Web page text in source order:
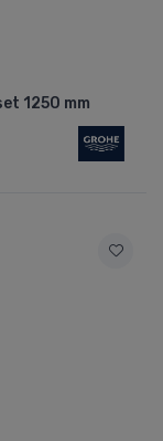
1250 mm